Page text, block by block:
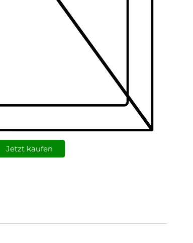
Jetzt kaufen